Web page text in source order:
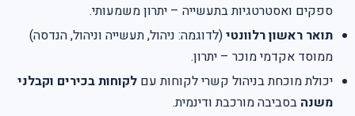
ספקים ואסטרטגיות בתעשייה – יתרון משמעותי.
תואר ראשון רלוונטי(לדוגמה: ניהול, תעשייה וניהול, הנדסה)
ממוסד אקדמי מוכר – יתרון.
יכולת מוכחת בניהול קשרי לקוחות עם לקוחות בכירים וקבלני
משנה בסביבה מורכבת ודינמית.